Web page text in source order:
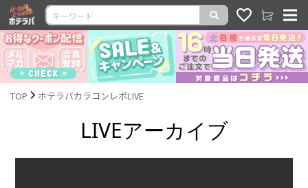
TOP ホテラバカラコンレポLIVE
LIVEアーカイブ